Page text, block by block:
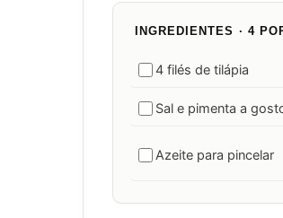
INGREDIENTES · 4
4 filés de tilápia
Sal e pimenta a
Azeite para pincelar